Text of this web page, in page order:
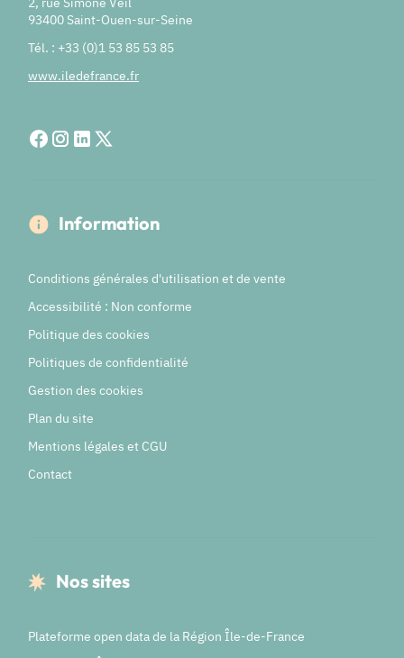
93400 Saint-Ouen-sur-Seine
Tél. : +33 (0)1 53 85 53 85
www.iledefrance.fr
Information
Conditions générales d'utilisation et de vente
Accessibilité : Non conforme
Politique des cookies
Politiques de confidentialité
Gestion des cookies
Plan du site
Mentions légales et CGU
Contact
Nos sites
Plateforme open data de la Région Île-de-France